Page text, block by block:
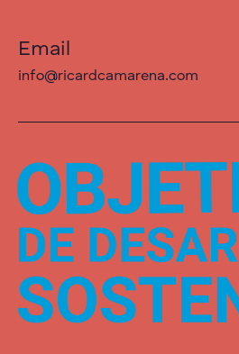
Email
info@ricardcamarena.com